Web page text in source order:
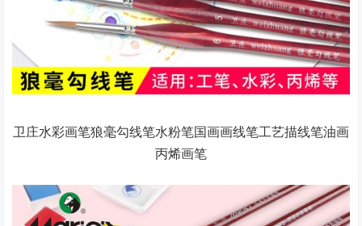
卫庄水彩画笔狼毫勾线笔水粉笔国画画线笔工艺描线笔油画
丙烯画笔